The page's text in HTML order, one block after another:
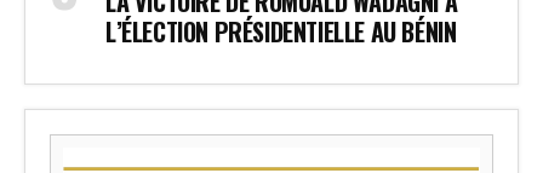
L’ÉLECTION PRÉSIDENTIELLE AU BÉNIN